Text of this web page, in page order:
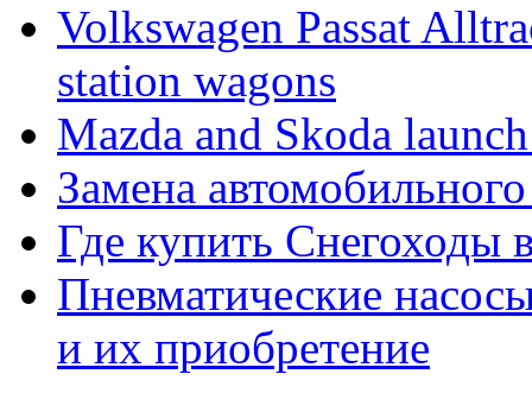
Volkswagen Passat
station wagons
Mazda and Skoda
Замена
Где купить Снегоходы
Пневматические
и их приобретение